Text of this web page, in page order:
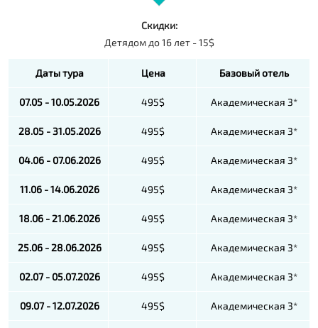
Скидки:
Детядом до 16 лет - 15$
Даты тура Цена Базовый отель
07.05 - 10.05.2026 495$ Академическая 3*
28.05 - 31.05.2026 495$ Академическая 3*
04.06 - 07.06.2026 495$ Академическая 3*
11.06 - 14.06.2026 495$ Академическая 3*
18.06 - 21.06.2026 495$ Академическая 3*
25.06 - 28.06.2026 495$ Академическая 3*
02.07 - 05.07.2026 495$ Академическая 3*
09.07 - 12.07.2026 495$ Академическая 3*